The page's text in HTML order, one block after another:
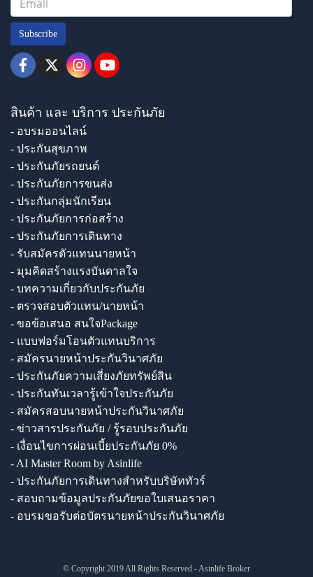
Subscribe
สินค้า และ บริการ ประกันภัย
- อบรมออนไลน์
- ประกันสุขภาพ
- ประกันภัยรถยนต์
- ประกันภัยการขนส่ง
- ประกันกลุ่มนักเรียน
- ประกันภัยการก่อสร้าง
- ประกันภัยการเดินทาง
- รับสมัครตัวแทนนายหน้า
- มุมคิดสร้างแรงบันดาลใจ
- บทความเกี่ยวกับประกันภัย
- ตรวจสอบตัวแทน/นายหน้า
- ขอข้อเสนอ สนใจPackage
- แบบฟอร์มโอนตัวแทนบริการ
- สมัครนายหน้าประกันวินาศภัย
- ประกันภัยความเสี่ยงภัยทรัพย์สิน
- ประกันทันเวลารู้เข้าใจประกันภัย
- สมัครสอบนายหน้าประกันวินาศภัย
- ข่าวสารประกันภัย / รู้รอบประกันภัย
- เงื่อนไขการผ่อนเบี้ยประกันภัย 0%
- AI Master Room by Asinlife
- ประกันภัยการเดินทางสำหรับบริษัททัวร์
- สอบถามข้อมูลประกันภัยขอใบเสนอราคา
- อบรมขอรับต่อบัตรนายหน้าประกันวินาศภัย
© Copyright 2019 All Rights Reserved - Asinlife Broker